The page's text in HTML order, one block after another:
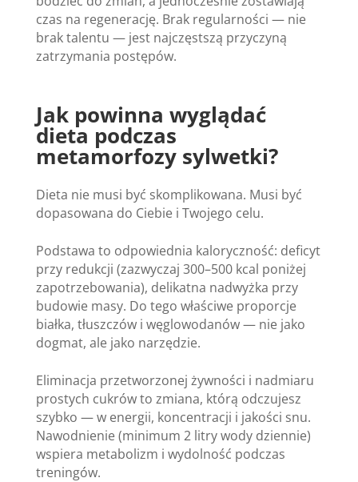
czas na regenerację. Brak regularności — nie
brak talentu — jest najczęstszą przyczyną
zatrzymania postępów.
Jak powinna wyglądać
dieta podczas
metamorfozy sylwetki?
Dieta nie musi być skomplikowana. Musi być
dopasowana do Ciebie i Twojego celu.
Podstawa to odpowiednia kaloryczność: deficyt
przy redukcji (zazwyczaj 300–500 kcal poniżej
zapotrzebowania), delikatna nadwyżka przy
budowie masy. Do tego właściwe proporcje
białka, tłuszczów i węglowodanów — nie jako
dogmat, ale jako narzędzie.
Eliminacja przetworzonej żywności i nadmiaru
prostych cukrów to zmiana, którą odczujesz
szybko — w energii, koncentracji i jakości snu.
Nawodnienie (minimum 2 litry wody dziennie)
wspiera metabolizm i wydolność podczas
treningów.